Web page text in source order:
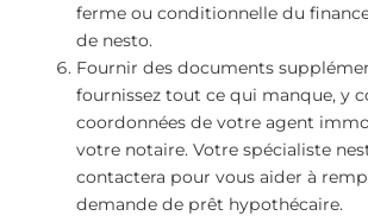
ferme ou conditionnelle du
de nesto.
Fournir des documents
fournissez tout ce qui manque, y
coordonnées de votre agent
votre notaire. Votre spécialiste
contactera pour vous aider à
demande de prêt hypothécaire.